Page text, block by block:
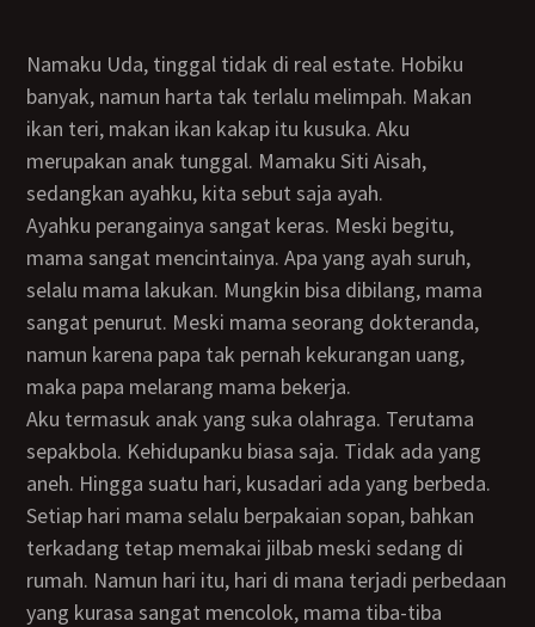
Namaku Uda, tinggal tidak di real estate. Hobiku
banyak, namun harta tak terlalu melimpah. Makan
ikan teri, makan ikan kakap itu kusuka. Aku
merupakan anak tunggal. Mamaku Siti Aisah,
sedangkan ayahku, kita sebut saja ayah.
Ayahku perangainya sangat keras. Meski begitu,
mama sangat mencintainya. Apa yang ayah suruh,
selalu mama lakukan. Mungkin bisa dibilang, mama
sangat penurut. Meski mama seorang dokteranda,
namun karena papa tak pernah kekurangan uang,
maka papa melarang mama bekerja.
Aku termasuk anak yang suka olahraga. Terutama
sepakbola. Kehidupanku biasa saja. Tidak ada yang
aneh. Hingga suatu hari, kusadari ada yang berbeda.
Setiap hari mama selalu berpakaian sopan, bahkan
terkadang tetap memakai jilbab meski sedang di
rumah. Namun hari itu, hari di mana terjadi perbedaan
yang kurasa sangat mencolok, mama tiba-tiba